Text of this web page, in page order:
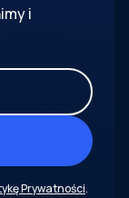
i
Prywatności.